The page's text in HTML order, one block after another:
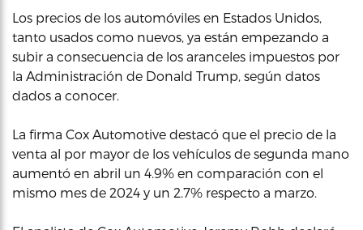
Los precios de los automóviles en Estados Unidos,
tanto usados como nuevos, ya están empezando a
subir a consecuencia de los aranceles impuestos por
la Administración de Donald Trump, según datos
dados a conocer.
La firma Cox Automotive destacó que el precio de la
venta al por mayor de los vehículos de segunda mano
aumentó en abril un 4.9% en comparación con el
mismo mes de 2024 y un 2.7% respecto a marzo.